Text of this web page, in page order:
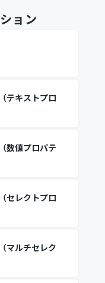
ョン
テキストプロ
数値プロパテ
セレクトプロ
マルチセレク